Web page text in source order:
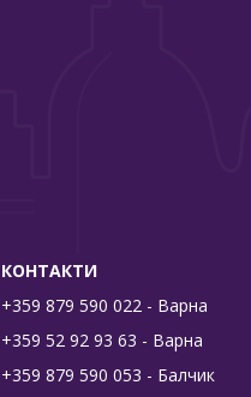
КОНТАКТИ
+359 879 590 022 - Варна
+359 52 92 93 63 - Варна
+359 879 590 053 - Балчик